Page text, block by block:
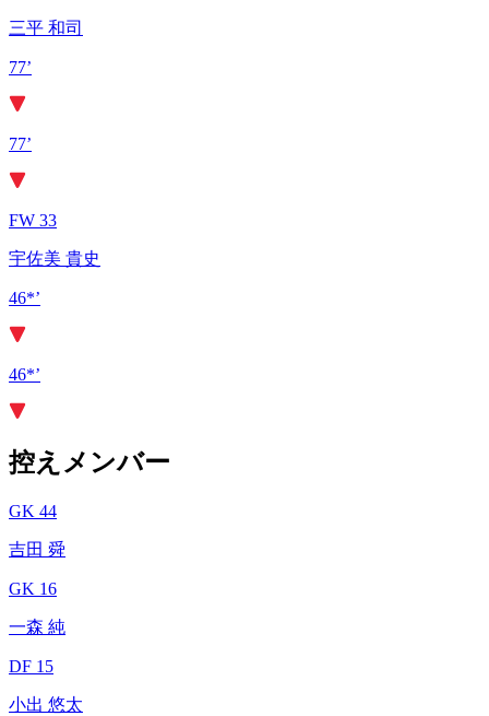
三平 和司
77’
77’
FW 33
宇佐美 貴史
46*’
46*’
控えメンバー
GK 44
吉田 舜
GK 16
一森 純
DF 15
小出 悠太